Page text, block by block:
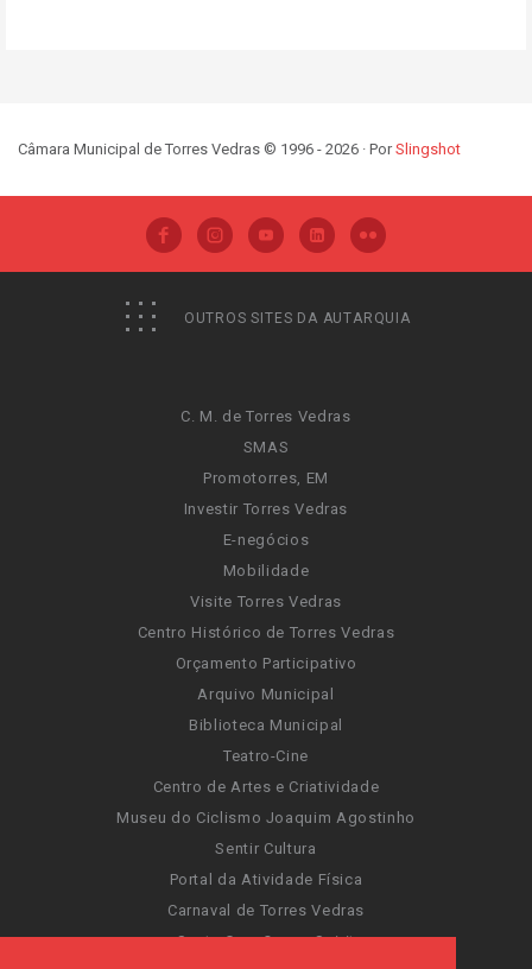
Câmara Municipal de Torres Vedras © 1996 - 2026 · PorSlingshot
OUTROS SITES DA AUTARQUIA
C. M. de Torres Vedras
SMAS
Promotorres, EM
Investir Torres Vedras
E-negócios
Mobilidade
Visite Torres Vedras
Centro Histórico de Torres Vedras
Orçamento Participativo
Arquivo Municipal
Biblioteca Municipal
Teatro-Cine
Centro de Artes e Criatividade
Museu do Ciclismo Joaquim Agostinho
Sentir Cultura
Portal da Atividade Física
Carnaval de Torres Vedras
Santa Cruz Ocean Spirit